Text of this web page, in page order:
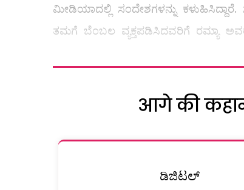
ಮೀಡಿಯಾದಲ್ಲಿ ಸಂದೇಶಗಳನ್ನು
ತಮಗೆ ಬೆಂಬಲ ವ್ಯಕ್ತಪಡಿಸಿದವರಿಗೆ ರಮ್ಯಾ
आगे की
ಡಿಜಿಟಲ್